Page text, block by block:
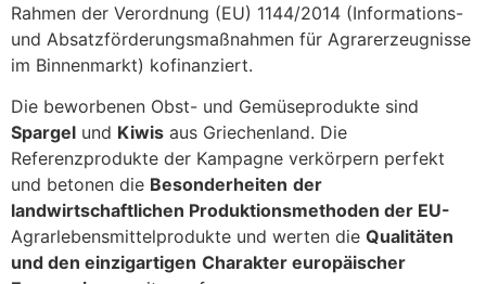
Rahmen der Verordnung (EU) 1144/2014 (Informations-
und Absatzförderungsmaßnahmen für Agrarerzeugnisse
im Binnenmarkt) kofinanziert.
Die beworbenen Obst- und Gemüseprodukte sind
Spargel und Kiwis aus Griechenland. Die
Referenzprodukte der Kampagne verkörpern perfekt
und betonen die Besonderheiten der
landwirtschaftlichen Produktionsmethoden der EU-
Agrarlebensmittelprodukte und werten die Qualitäten
und den einzigartigen Charakter europäischer